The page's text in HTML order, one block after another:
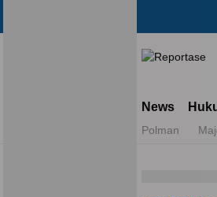
Mengulas
News
Polman